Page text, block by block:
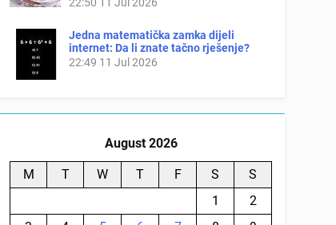
22:50 11 Jul 2026
Jedna matematička zamka dijeli
internet: Da li znate tačno rješenje?
22:49 11 Jul 2026
August 2026
M T W T F S
S
1
2